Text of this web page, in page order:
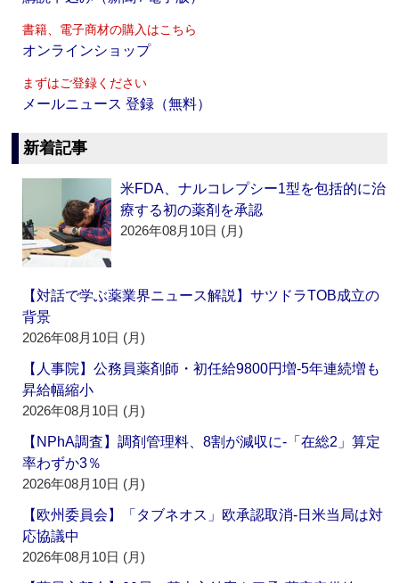
書籍、電子商材の購入はこちら
オンラインショップ
まずはご登録ください
メールニュース 登録（無料）
新着記事
米FDA、ナルコレプシー1型を包括的に治
療する初の薬剤を承認
2026年08月10日 (月)
【対話で学ぶ薬業界ニュース解説】サツドラTOB成立の
背景
2026年08月10日 (月)
【人事院】公務員薬剤師・初任給9800円増‐5年連続増も
昇給幅縮小
2026年08月10日 (月)
【NPhA調査】調剤管理料、8割が減収に‐「在総2」算定
率わずか3％
2026年08月10日 (月)
【欧州委員会】「タブネオス」欧承認取消‐日米当局は対
応協議中
2026年08月10日 (月)